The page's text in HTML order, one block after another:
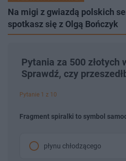
Na migi z gwiazdą polskich
spotkasz się z Olgą Bończyk
Pytania za 500 złotych
Sprawdź, czy
Pytanie 1 z 10
Fragment spiralki to symbol
płynu chłodzącego